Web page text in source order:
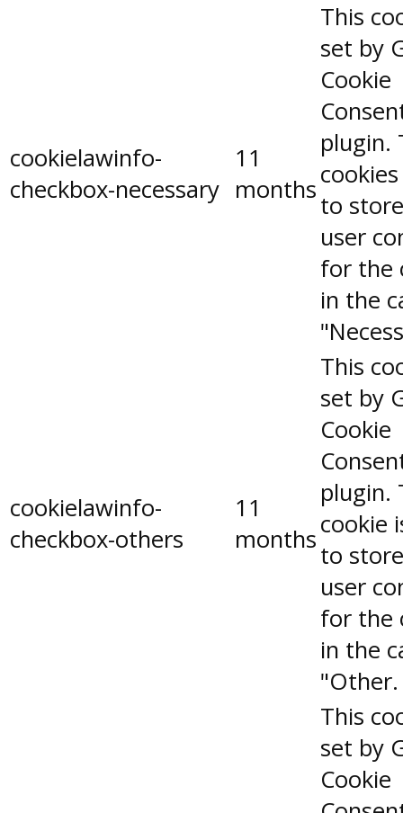
cookielawinfo-
checkbox-necessary
11
months
This
set by
Cookie
plugin.
to
user
for the
in the
cookielawinfo-
checkbox-others
11
months
This
set by
Cookie
plugin.
cookie
to
user
for the
in the
"Other.
This
set by
Cookie